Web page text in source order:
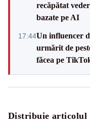
recăpătat
bazate pe AI
17:44Un influencer
urmărit de
făcea pe
Distribuie articolul